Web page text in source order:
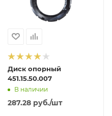
Диск опорный
451.15.50.007
В наличии
287.28руб./шт